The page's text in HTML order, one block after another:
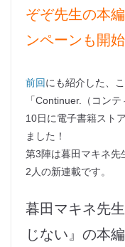
ぞぞ先生の本
ンペーンも開始
前回にも紹介した、
「Continuer.（コン
10日に電子書籍スト
ました！
第3陣は暮田マキネ先
2人の新連載です。
暮田マキネ先
じない』の本